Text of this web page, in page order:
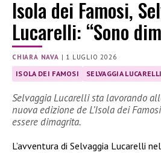
Isola dei Famosi,
Lucarelli: “Sono
CHIARA NAVA | 1 LUGLIO 2026
ISOLA DEI FAMOSI SELVAGGIA LUCARELLI
Selvaggia Lucarelli sta lavorando
nuova edizione de L’Isola dei
essere dimagrita.
L’avventura di Selvaggia Lucarelli